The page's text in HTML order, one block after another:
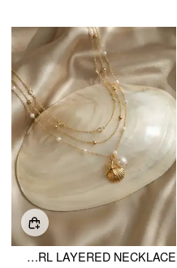
SHELL & STARFISH & FAUX PEARL LAYERED NECKLACE